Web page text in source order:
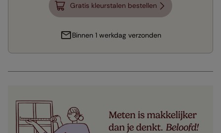
Gratis kleurstalen bestellen
Binnen 1 werkdag verzonden